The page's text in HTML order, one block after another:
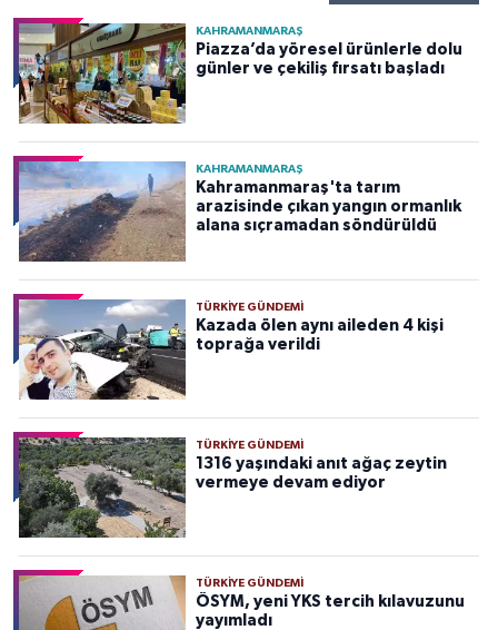
KAHRAMANMARAŞ
Piazza’da yöresel ürünlerle dolu
günler ve çekiliş fırsatı başladı
KAHRAMANMARAŞ
Kahramanmaraş'ta tarım
arazisinde çıkan yangın ormanlık
alana sıçramadan söndürüldü
TÜRKIYE GÜNDEMI
Kazada ölen aynı aileden 4 kişi
toprağa verildi
TÜRKIYE GÜNDEMI
1316 yaşındaki anıt ağaç zeytin
vermeye devam ediyor
TÜRKIYE GÜNDEMI
ÖSYM, yeni YKS tercih kılavuzunu
yayımladı